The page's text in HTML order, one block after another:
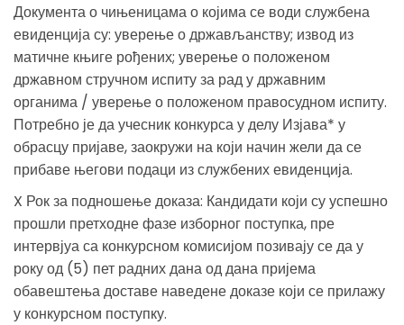
Документа о чињеницама о којима се води службена
евиденција су: уверење о држављанству; извод из
матичне књиге рођених; уверење о положеном
државном стручном испиту за рад у државним
органима / уверење о положеном правосудном испиту.
Потребно је да учесник конкурса у делу Изјава* у
обрасцу пријаве, заокружи на који начин жели да се
прибаве његови подаци из службених евиденција.
X Рок за подношење доказа: Кандидати који су успешно
прошли претходне фазе изборног поступка, пре
интервјуа са конкурсном комисијом позивају се да у
року од (5) пет радних дана од дана пријема
обавештења доставе наведене доказе који се прилажу
у конкурсном поступку.